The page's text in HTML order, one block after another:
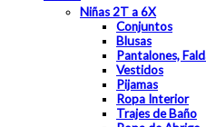
Niñas 2T a 6X
Conjuntos
Blusas
Pantalones,
Vestidos
Pijamas
Ropa Interior
Trajes de Baño